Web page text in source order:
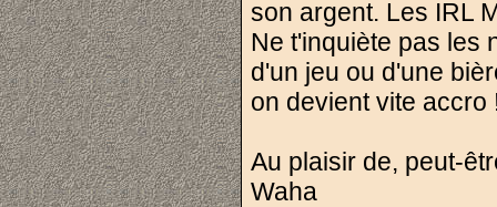
son argent. Les IRL
Ne t'inquiète pas les
d'un jeu ou d'une
on devient vite accro
Au plaisir de, peut-
Waha